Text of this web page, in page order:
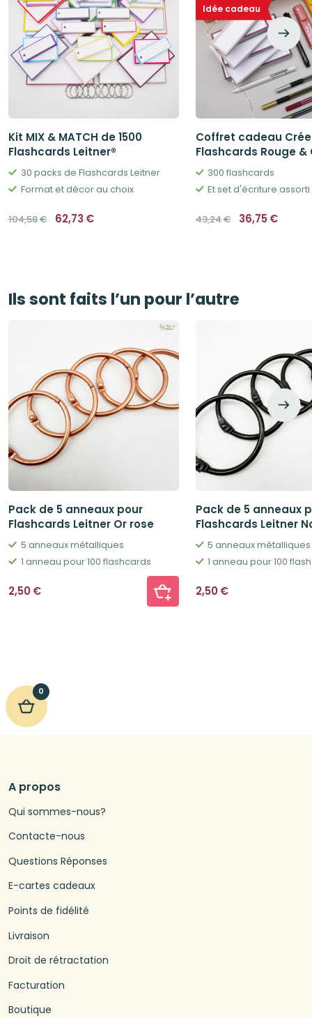
Kit MIX & MATCH de 1500
Flashcards Leitner®
30 packs de Flashcards Leitner
Format et décor au choix
104,58€ Le
prix
62,73 €
Idée cadeau
Coffret cadeau
Flashcards Rouge &
300 flashcards
Et set d'écriture assorti
43,24€ Le
prix
36,75 €
Ils sont faits l’un pour l’autre
Pack de 5 anneaux pour
Flashcards Leitner Or rose
5 anneaux métalliques
1 anneau pour 100 flashcards
2,50€
Pack de 5 anneaux
Flashcards Leitner
5 anneaux métalliques
1 anneau pour 100
2,50 €
0
A propos
Qui sommes-nous?
Contacte-nous
Questions Réponses
E-cartes cadeaux
Points de fidélité
Livraison
Droit de rétractation
Facturation
Boutique